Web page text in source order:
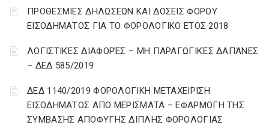
ΠΡΟΘΕΣΜΙΕΣ ΔΗΛΩΣΕΩΝ ΚΑΙ ΔΟΣΕΙΣ ΦΟΡΟΥ
ΕΙΣΟΔΗΜΑΤΟΣ ΓΙΑ ΤΟ ΦΟΡΟΛΟΓΙΚΟ ΕΤΟΣ 2018
ΛΟΓΙΣΤΙΚΈΣ ΔΙΑΦΟΡΈΣ – ΜΗ ΠΑΡΑΓΩΓΙΚΈΣ ΔΑΠΆΝΕΣ
– ΔΕΔ 585/2019
ΔΕΔ 1140/2019 ΦΟΡΟΛΟΓΙΚΗ ΜΕΤΑΧΕΙΡΙΣΗ
ΕΙΣΟΔΗΜΑΤΟΣ ΑΠΟ ΜΕΡΙΣΜΑΤΑ – ΕΦΑΡΜΟΓΗ ΤΗΣ
ΣΥΜΒΑΣΗΣ ΑΠΟΦΥΓΗΣ ΔΙΠΛΗΣ ΦΟΡΟΛΟΓΙΑΣ